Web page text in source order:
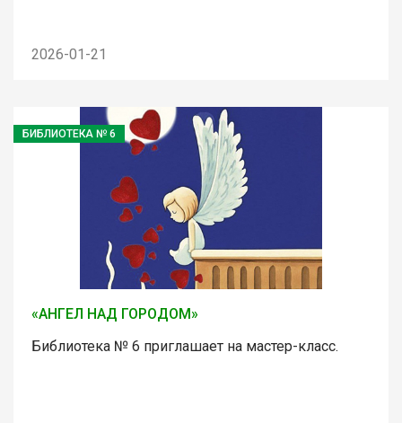
2026-01-21
БИБЛИОТЕКА № 6
«АНГЕЛ НАД ГОРОДОМ»
Библиотека № 6 приглашает на мастер-класс.